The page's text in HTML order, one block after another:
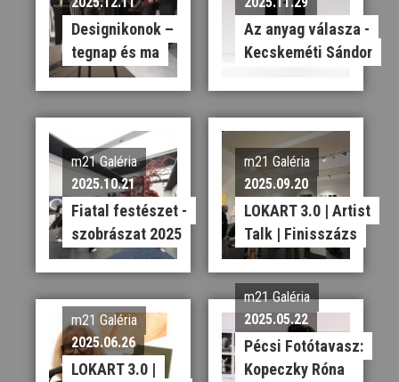
Designikonok –
tegnap és ma
Az anyag válasza -
Kecskeméti Sándor
m21 Galéria
2025.10.21
Fiatal festészet -
szobrászat 2025
m21 Galéria
2025.09.20
LOKART 3.0 | Artist
Talk | Finisszázs
m21 Galéria
2025.06.26
LOKART 3.0 |
m21 Galéria
2025.05.22
Pécsi Fotótavasz:
Kopeczky Róna